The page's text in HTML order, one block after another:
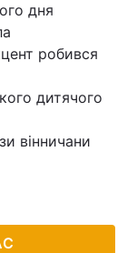
дня
робився
дитячого
вінничани